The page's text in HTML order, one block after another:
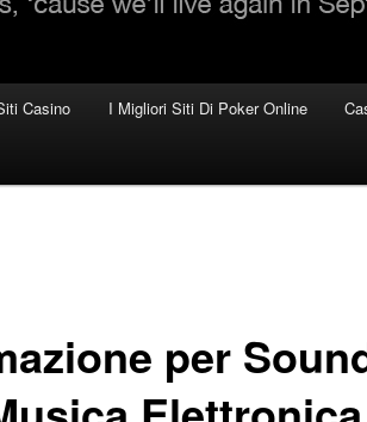
Casino I Migliori Siti Di Poker Online
per